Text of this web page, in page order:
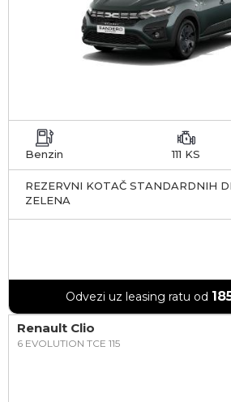
Benzin 111 KS
REZERVNI KOTAČ STANDARDNIH
ZELENA
Odvezi uz leasing ratu od
Renault Clio
6 EVOLUTION TCE 115